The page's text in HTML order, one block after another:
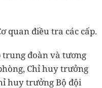
quan điều tra các cấp.
trung đoàn và tương
Chỉ huy trưởng
huy trưởng Bộ đội